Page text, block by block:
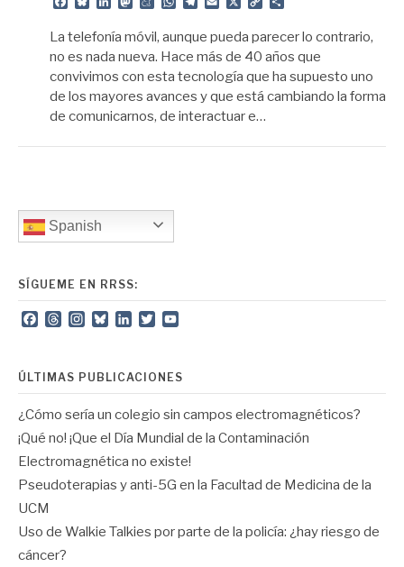
La telefonía móvil, aunque pueda parecer lo contrario,
no es nada nueva. Hace más de 40 años que
convivimos con esta tecnología que ha supuesto uno
de los mayores avances y que está cambiando la forma
de comunicarnos, de interactuar e…
Spanish
SÍGUEME EN RRSS:
Facebook
ThreadsInstagram
BlueskyLinkedIn
Twitter
ÚLTIMAS PUBLICACIONES
¿Cómo sería un colegio sin campos electromagnéticos?
¡Qué no! ¡Que el Día Mundial de la Contaminación
Electromagnética no existe!
Pseudoterapias y anti-5G en la Facultad de Medicina de la
UCM
Uso de Walkie Talkies por parte de la policía: ¿hay riesgo de
cáncer?